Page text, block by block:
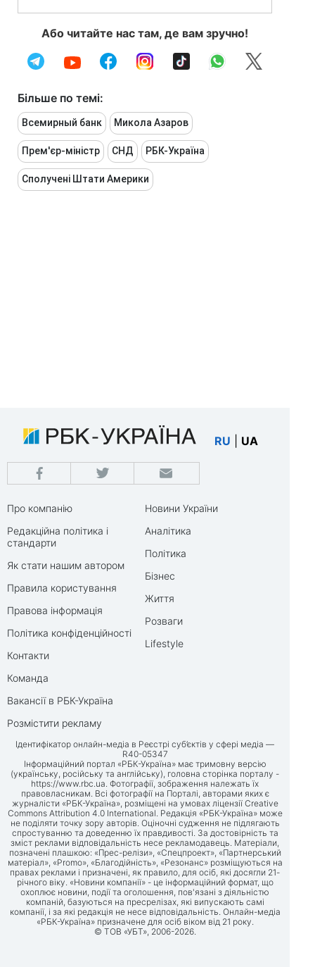
Або читайте нас там, де вам зручно!
Більше по темі:
Всемирный банк Микола Азаров
Прем'єр-міністр СНД РБК-Україна
Сполучені Штати Америки
RU UA
Про компанію
Редакційна політика і
стандарти
Як стати нашим автором
Правила користування
Правова інформація
Політика конфіденційності
Контакти
Команда
Вакансії в РБК-Україна
Розмістити рекламу
Новини України
Аналітика
Політика
Бізнес
Життя
Розваги
Lifestyle
Ідентифікатор онлайн-медіа в Реєстрі суб’єктів у сфері медіа —
R40-05347
Інформаційний портал «РБК-Україна» має тримовну версію
(українську, російську та англійську), головна сторінка порталу -
https://www.rbc.ua. Фотографії, зображення належать їх
правовласникам. Всі фотографії на Порталі, авторами яких є
журналісти «РБК-Україна», розміщені на умовах ліцензії Creative
Commons Attribution 4.0 International. Редакція «РБК-Україна» може
не поділяти точку зору авторів. Оціночні судження не підлягають
спростуванню та доведенню їх правдивості. За достовірність та
зміст реклами відповідальність несе рекламодавець. Матеріали,
позначені плашкою: «Прес-релізи», «Спецпроект», «Партнерський
матеріал», «Promo», «Благодійність», «Резонанс» розміщуються на
правах реклами і призначені, як правило, для осіб, які досягли 21-
річного віку. «Новини компанії» - це інформаційний формат, що
охоплює новини, події та оголошення, пов'язані з діяльністю
компаній, базуються на пресрелізах, які випускають самі
компанії, і за які редакція не несе відповідальність. Онлайн-медіа
«РБК-Україна» призначене для осіб віком від 21 року.
© ТОВ «УБТ», 2006-2026.